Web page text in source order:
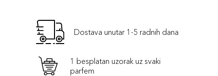
Dostava unutar 1-5 radnih dana
1 besplatan uzorak uz svaki
parfem